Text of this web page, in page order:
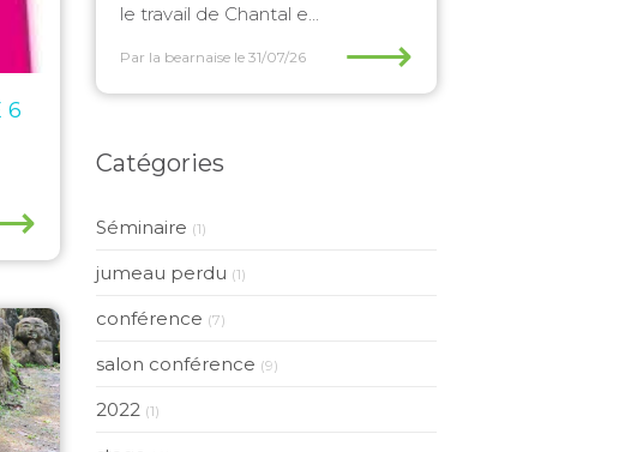
6
le travail de Chantal e...
Par la bearnaise le 31/07/26 ⟶
Catégories
Séminaire (1)
jumeau perdu (1)
conférence (7)
salon conférence (9)
2022 (1)